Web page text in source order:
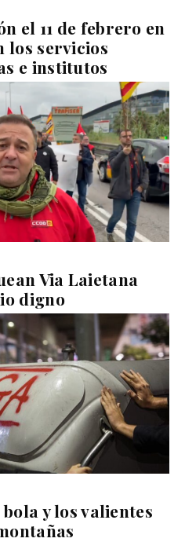
el 11 de febrero en
los servicios
e institutos
Via Laietana
digno
y los valientes